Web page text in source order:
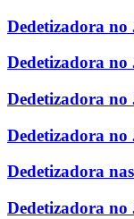
Dedetizadora
Dedetizadora
Dedetizadora
Dedetizadora
Dedetizadora
Dedetizadora no